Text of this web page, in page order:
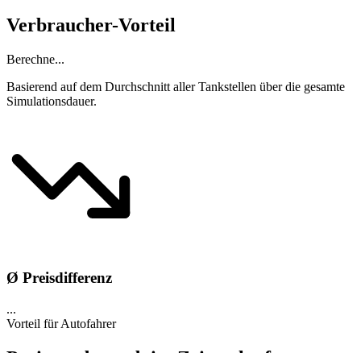
Verbraucher-Vorteil
Berechne...
Basierend auf dem Durchschnitt aller Tankstellen über die gesamte
Simulationsdauer.
Ø Preisdifferenz
...
Vorteil für Autofahrer